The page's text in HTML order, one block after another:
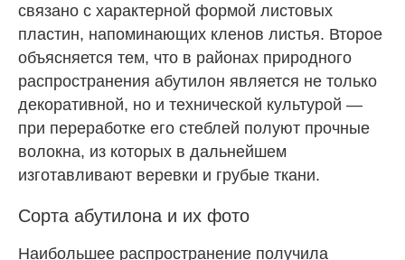
связано с характерной формой листовых
пластин, напоминающих кленов листья. Второе
объясняется тем, что в районах природного
распространения абутилон является не только
декоративной, но и технической культурой —
при переработке его стеблей полуют прочные
волокна, из которых в дальнейшем
изготавливают веревки и грубые ткани.
Сорта абутилона и их фото
Наибольшее распространение получила